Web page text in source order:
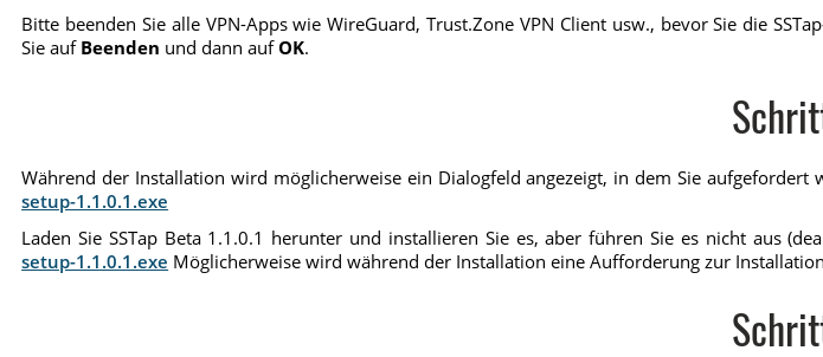
Bitte beenden Sie alle VPN-Apps wie WireGuard, Trust.Zone VPN Client usw., bevor Sie die
Sie auf Beenden und dann aufOK.
Während der Installation wird möglicherweise ein Dialogfeld angezeigt, in dem Sie
setup-1.1.0.1.exe
Laden Sie SSTap Beta 1.1.0.1 herunter und installieren Sie es, aber führen Sie es nicht aus
setup-1.1.0.1.exe Möglicherweise wird während der Installation eine Aufforderung zur